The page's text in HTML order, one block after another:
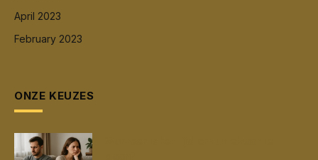
April 2023
February 2023
ONZE KEUZES